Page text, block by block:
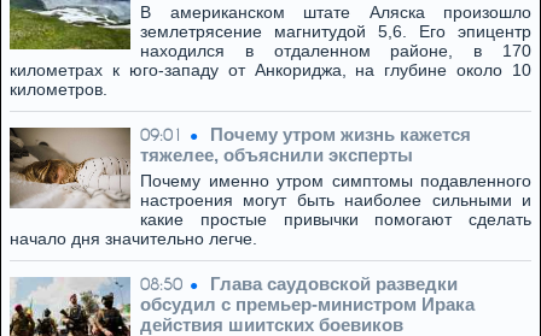
В американском штате Аляска произошло
землетрясение магнитудой 5,6. Его эпицентр
находился в отдаленном районе, в 170
километрах к юго-западу от Анкориджа, на глубине около 10
километров.
09:01
Почему утром жизнь кажется
тяжелее, объяснили эксперты
Почему именно утром симптомы подавленного
настроения могут быть наиболее сильными и
какие простые привычки помогают сделать
начало дня значительно легче.
08:50
Глава саудовской разведки
обсудил с премьер-министром Ирака
действия шиитских боевиков